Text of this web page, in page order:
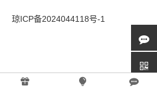
琼ICP备2024044118号-1